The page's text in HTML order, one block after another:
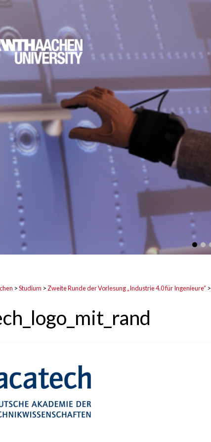
>Studium > Zweite Runde der Vorlesung „Industrie 4.0 für Ingenieure“>